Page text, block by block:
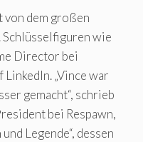
von dem großen
Schlüsselfiguren wie
Director bei
„Vince war
gemacht“, schrieb
bei Respawn,
Legende“, dessen